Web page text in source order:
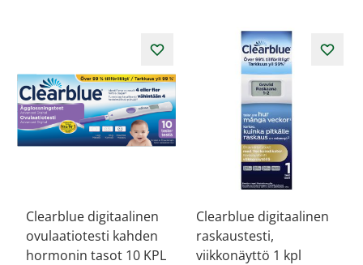
Clearblue digitaalinen
ovulaatiotesti kahden
hormonin tasot 10 KPL
Clearblue digitaalinen
raskaustesti,
viikkonäyttö 1 kpl